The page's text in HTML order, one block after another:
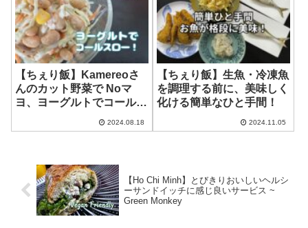
【ちぇり飯】Kamereoさ
んのカット野菜で Noマ
ヨ、ヨーグルトでコールス
美味しい！
2024.08.18
【ちぇり飯】生魚・冷凍魚
を調理する前に、美味しく
化ける簡単なひと手間！
2024.11.05
【Ho Chi Minh】とびきりおいしいヘルシ
ーサンドイッチに感じ良いサービス ~
Green Monkey